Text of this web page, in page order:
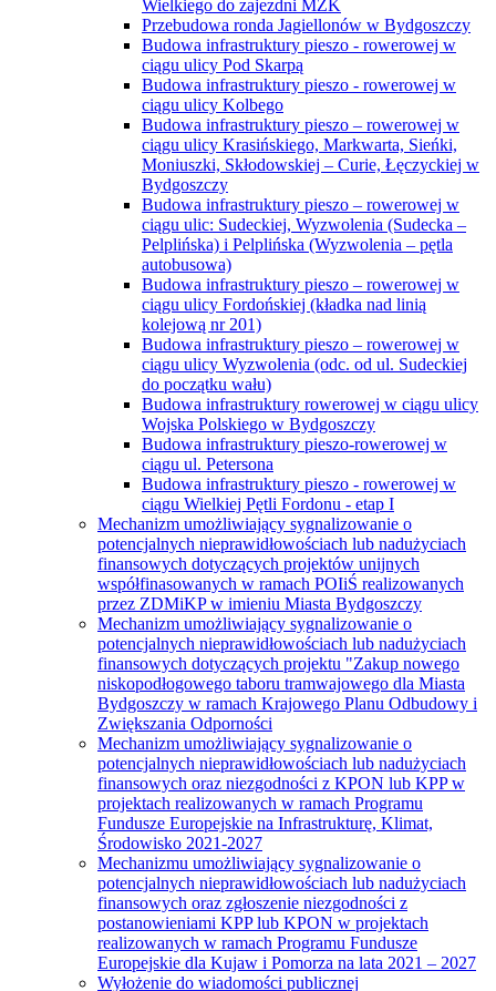
Wielkiego do zajezdni MZK
Przebudowa ronda Jagiellonów w Bydgoszczy
Budowa infrastruktury pieszo - rowerowej w
ciągu ulicy Pod Skarpą
Budowa infrastruktury pieszo - rowerowej w
ciągu ulicy Kolbego
Budowa infrastruktury pieszo – rowerowej w
ciągu ulicy Krasińskiego, Markwarta, Sieńki,
Moniuszki, Skłodowskiej – Curie, Łęczyckiej w
Bydgoszczy
Budowa infrastruktury pieszo – rowerowej w
ciągu ulic: Sudeckiej, Wyzwolenia (Sudecka –
Pelplińska) i Pelplińska (Wyzwolenia – pętla
autobusowa)
Budowa infrastruktury pieszo – rowerowej w
ciągu ulicy Fordońskiej (kładka nad linią
kolejową nr 201)
Budowa infrastruktury pieszo – rowerowej w
ciągu ulicy Wyzwolenia (odc. od ul. Sudeckiej
do początku wału)
Budowa infrastruktury rowerowej w ciągu ulicy
Wojska Polskiego w Bydgoszczy
Budowa infrastruktury pieszo-rowerowej w
ciągu ul. Petersona
Budowa infrastruktury pieszo - rowerowej w
ciągu Wielkiej Pętli Fordonu - etap I
Mechanizm umożliwiający sygnalizowanie o
potencjalnych nieprawidłowościach lub nadużyciach
finansowych dotyczących projektów unijnych
współfinasowanych w ramach POIiŚ realizowanych
przez ZDMiKP w imieniu Miasta Bydgoszczy
Mechanizm umożliwiający sygnalizowanie o
potencjalnych nieprawidłowościach lub nadużyciach
finansowych dotyczących projektu "Zakup nowego
niskopodłogowego taboru tramwajowego dla Miasta
Bydgoszczy w ramach Krajowego Planu Odbudowy i
Zwiększania Odporności
Mechanizm umożliwiający sygnalizowanie o
potencjalnych nieprawidłowościach lub nadużyciach
finansowych oraz niezgodności z KPON lub KPP w
projektach realizowanych w ramach Programu
Fundusze Europejskie na Infrastrukturę, Klimat,
Środowisko 2021-2027
Mechanizmu umożliwiający sygnalizowanie o
potencjalnych nieprawidłowościach lub nadużyciach
finansowych oraz zgłoszenie niezgodności z
postanowieniami KPP lub KPON w projektach
realizowanych w ramach Programu Fundusze
Europejskie dla Kujaw i Pomorza na lata 2021 – 2027
Wyłożenie do wiadomości publicznej